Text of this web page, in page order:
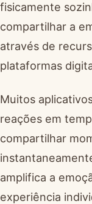
fisicamente
compartilhar a
através de
plataformas
Muitos
reações em
compartilhar
amplifica a
experiência